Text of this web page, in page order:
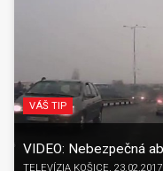
VÁŠ TIP
VIDEO: Nebezpečná
TELEVÍZIA KOŠICE,